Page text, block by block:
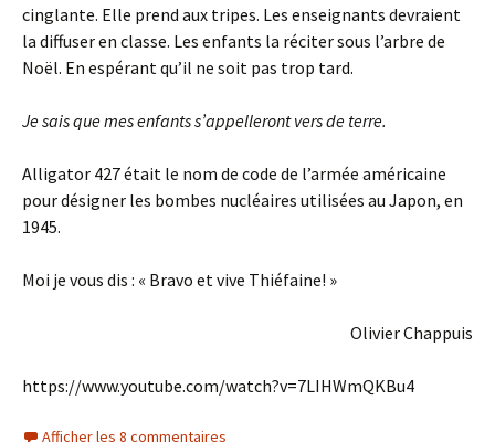
cinglante. Elle prend aux tripes. Les enseignants devraient
la diffuser en classe. Les enfants la réciter sous l’arbre de
Noël. En espérant qu’il ne soit pas trop tard.
Je sais que mes enfantss’appelleront vers de terre.
Alligator 427 était le nom de code de l’armée américaine
pour désigner les bombes nucléaires utilisées au Japon, en
1945.
Moi je vous dis : « Bravo et vive Thiéfaine! »
Olivier Chappuis
https://www.youtube.com/watch?v=7LIHWmQKBu4
Afficher les 8 commentaires